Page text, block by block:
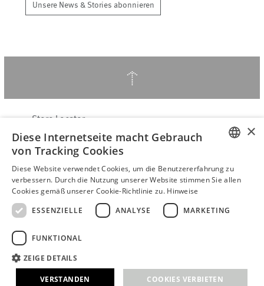
Unsere News & Stories abonnieren
↑
Store Locator
Über Hering Berlin
Kundenservice
Kontakt
VERTRAG WIDERRUFEN
AGB
Barrierefreiheitserklärung
B2B login
GERMAN
×
Diese Internetseite macht Gebrauch
von Tracking Cookies
Diese Website verwendet Cookies, um die Benutzererfahrung zu
verbessern. Durch die Nutzung unserer Website stimmen Sie allen
Cookies gemäß unserer Cookie-Richtlinie zu. Hinweise
ESSENZIELLE
ANALYSE MARKETING
FUNKTIONAL
ZEIGE DETAILS
VERSTANDEN COOKIES VERBIETEN